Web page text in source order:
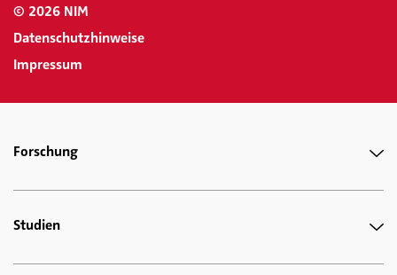
© 2026 NIM
Datenschutzhinweise
Impressum
Forschung
Studien